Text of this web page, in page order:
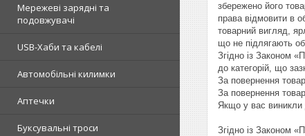
Мережеві зарядні та
подовжувачі
USB-Хаби та кабелі
Автомобільні килимки
Аптечки
Буксувальні троси
збережено його
права відмовити в
товарний вигляд,
що не підлягають
Згідно із Законом
до категорій, що
За повернення
За повернення
Якщо у вас виникли
Згідно із Законом